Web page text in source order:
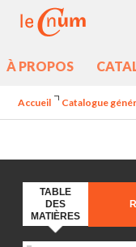
À PROPOS
Accueil Catalogue
TABLE
DES
MATIÈRES